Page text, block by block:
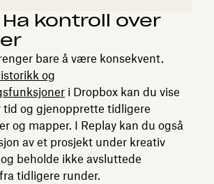
kontroll over
bare å være konsekvent.
og
i Dropbox kan du vise
tid og gjenopprette tidligere
og mapper. I Replay kan du også
av et prosjekt under kreativ
beholde ikke avsluttede
tidligere runder.